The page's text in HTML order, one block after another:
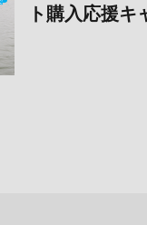
ト購入応援キ